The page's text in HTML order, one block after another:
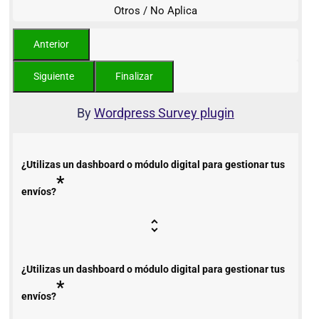
Otros / No Aplica
ByWordpress Survey plugin
¿Utilizas un dashboard o módulo digital para gestionar tus
envíos?*
¿Utilizas un dashboard o módulo digital para gestionar tus
envíos?*